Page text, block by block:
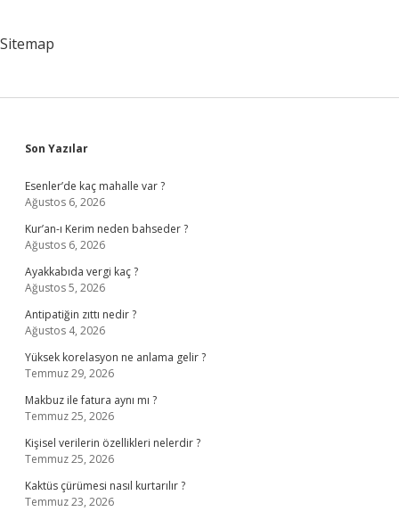
Sitemap
Sidebar
Son Yazılar
Esenler’de kaç mahalle var ?
Ağustos 6, 2026
Kur’an-ı Kerim neden bahseder ?
Ağustos 6, 2026
Ayakkabıda vergi kaç ?
Ağustos 5, 2026
Antipatiğin zıttı nedir ?
Ağustos 4, 2026
Yüksek korelasyon ne anlama gelir ?
Temmuz 29, 2026
Makbuz ile fatura aynı mı ?
Temmuz 25, 2026
Kişisel verilerin özellikleri nelerdir ?
Temmuz 25, 2026
Kaktüs çürümesi nasıl kurtarılır ?
Temmuz 23, 2026